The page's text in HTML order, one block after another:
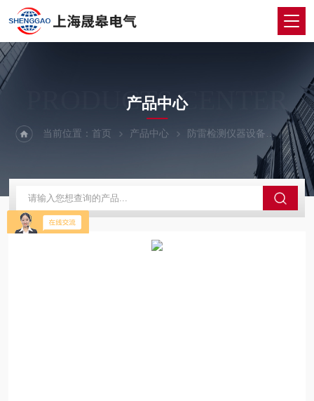
PRODUCTS CENTER
产品中心
当前位置：首页 产品中心 防雷检测仪器设备 环路